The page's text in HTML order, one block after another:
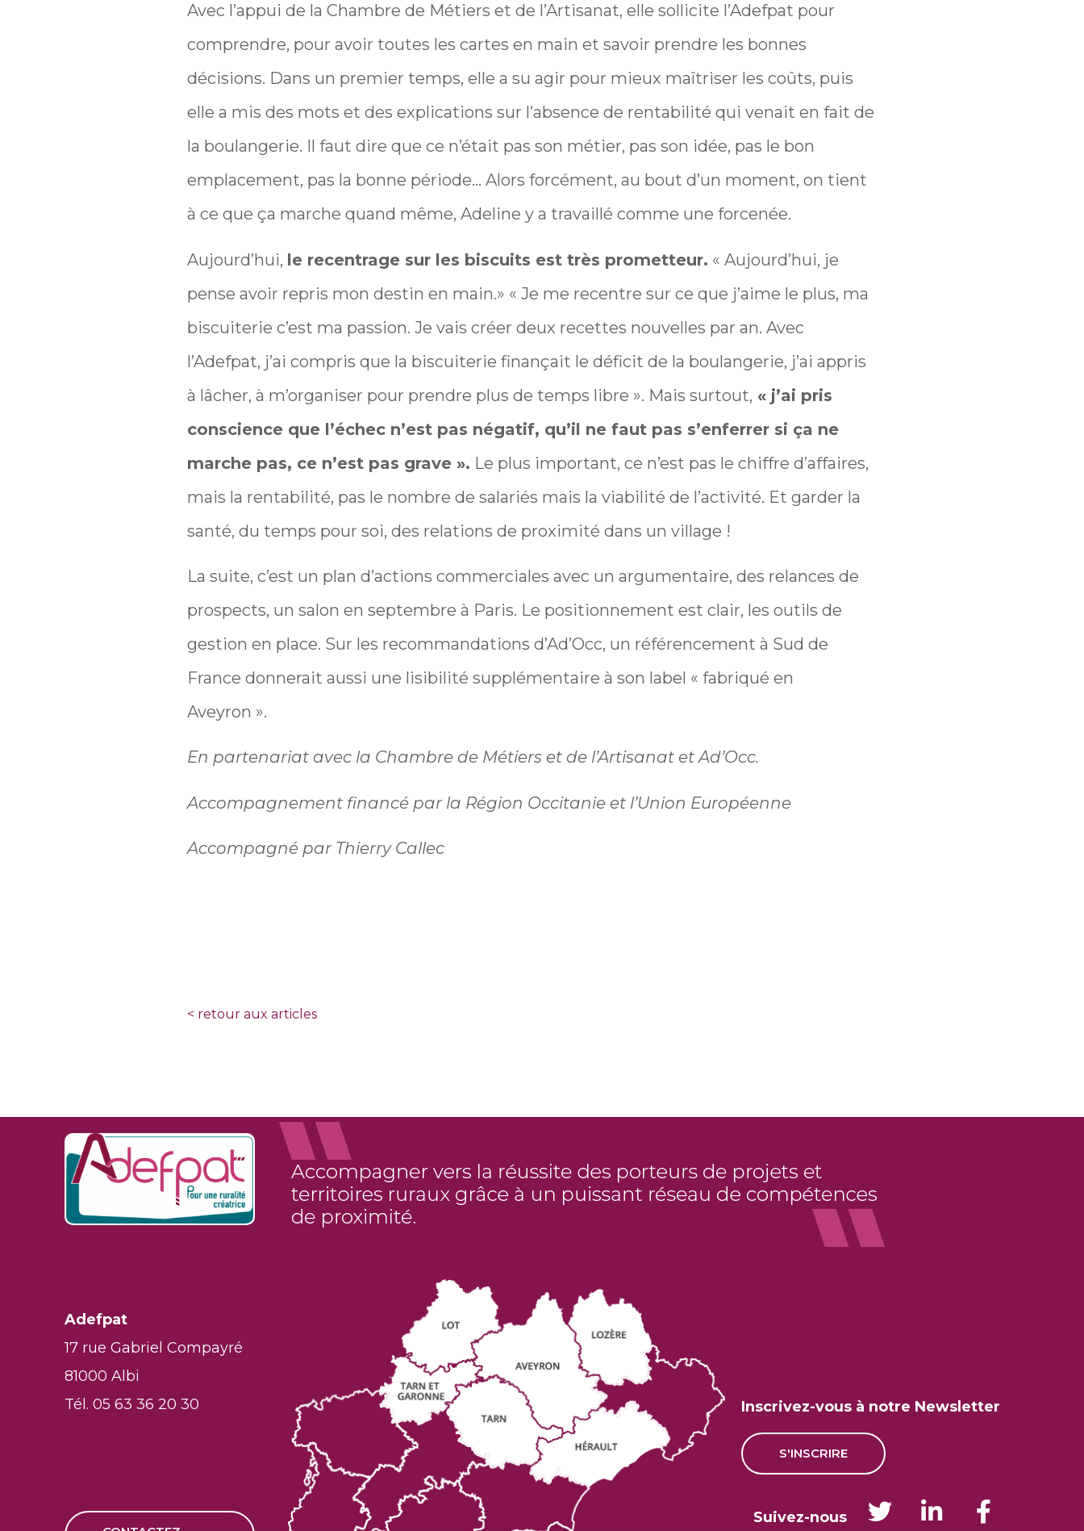
Avec l’appui de la Chambre de Métiers et de l’Artisanat, elle sollicite l’Adefpat pour
comprendre, pour avoir toutes les cartes en main et savoir prendre les bonnes
décisions. Dans un premier temps, elle a su agir pour mieux maîtriser les coûts, puis
elle a mis des mots et des explications sur l’absence de rentabilité qui venait en fait de
la boulangerie. Il faut dire que ce n’était pas son métier, pas son idée, pas le bon
emplacement, pas la bonne période… Alors forcément, au bout d’un moment, on tient
à ce que ça marche quand même, Adeline y a travaillé comme une forcenée.
Aujourd’hui, le recentrage sur les biscuits est très prometteur. « Aujourd’hui, je
pense avoir repris mon destin en main.» « Je me recentre sur ce que j’aime le plus, ma
biscuiterie c’est ma passion. Je vais créer deux recettes nouvelles par an. Avec
l’Adefpat, j’ai compris que la biscuiterie finançait le déficit de la boulangerie, j’ai appris
à lâcher, à m’organiser pour prendre plus de temps libre ». Mais surtout, « j’ai pris
conscience que l’échec n’est pas négatif, qu’il ne faut pas s’enferrer si ça ne
marche pas, ce n’est pas grave ». Le plus important, ce n’est pas le chiffre d’affaires,
mais la rentabilité, pas le nombre de salariés mais la viabilité de l’activité. Et garder la
santé, du temps pour soi, des relations de proximité dans un village !
La suite, c’est un plan d’actions commerciales avec un argumentaire, des relances de
prospects, un salon en septembre à Paris. Le positionnement est clair, les outils de
gestion en place. Sur les recommandations d’Ad’Occ, un référencement à Sud de
France donnerait aussi une lisibilité supplémentaire à son label « fabriqué en
Aveyron ».
En partenariat avec la Chambre de Métiers et de l’Artisanat et Ad’Occ.
Accompagnement financé par la Région Occitanie et l’Union Européenne
Accompagné par Thierry Callec
< retour aux articles
Adefpat
17 rue Gabriel Compayré
81000 Albi
Tél. 05 63 36 20 30
Inscrivez-vous à notre Newsletter
S'INSCRIRE
Suivez-nous